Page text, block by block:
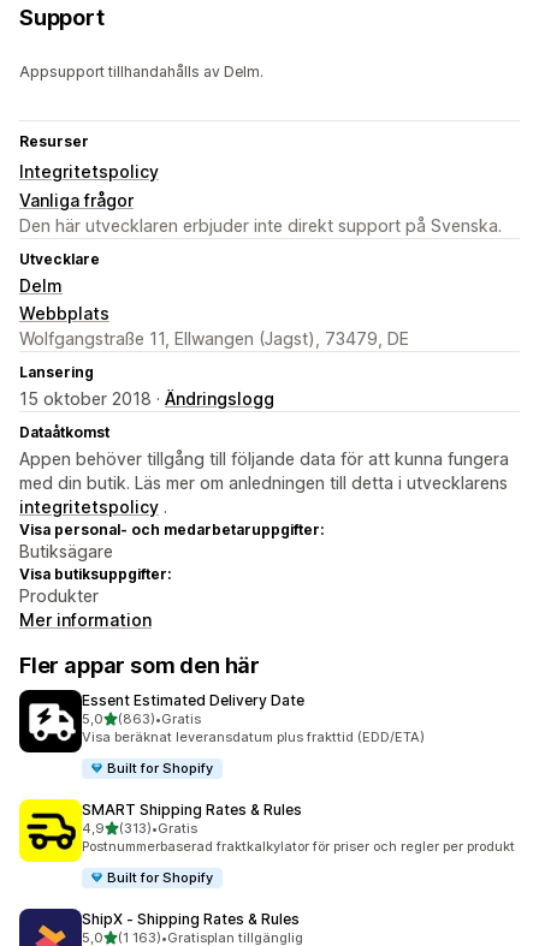
Support
Appsupport tillhandahålls av Delm.
Resurser
Integritetspolicy
Vanliga frågor
Den här utvecklaren erbjuder inte direkt support på Svenska.
Utvecklare
Delm
Webbplats
Wolfgangstraße 11, Ellwangen (Jagst), 73479, DE
Lansering
15 oktober 2018 · Ändringslogg
Dataåtkomst
Appen behöver tillgång till följande data för att kunna fungera
med din butik. Läs mer om anledningen till detta i utvecklarens
integritetspolicy .
Visa personal- och medarbetaruppgifter:
Butiksägare
Visa butiksuppgifter:
Produkter
Mer information
Fler appar som den här
Essent Estimated Delivery Date
5,0av 5 stjärnor
(863)
863 recensioner totalt
•Gratis
Visa beräknat leveransdatum plus frakttid (EDD/ETA)
Built for Shopify
SMART Shipping Rates & Rules
4,9av 5 stjärnor
(313)
313 recensioner totalt
•Gratis
Postnummerbaserad fraktkalkylator för priser och regler per produkt
Built for Shopify
ShipX ‑ Shipping Rates & Rules
5,0av 5 stjärnor
(1 163)•Gratisplan tillgänglig